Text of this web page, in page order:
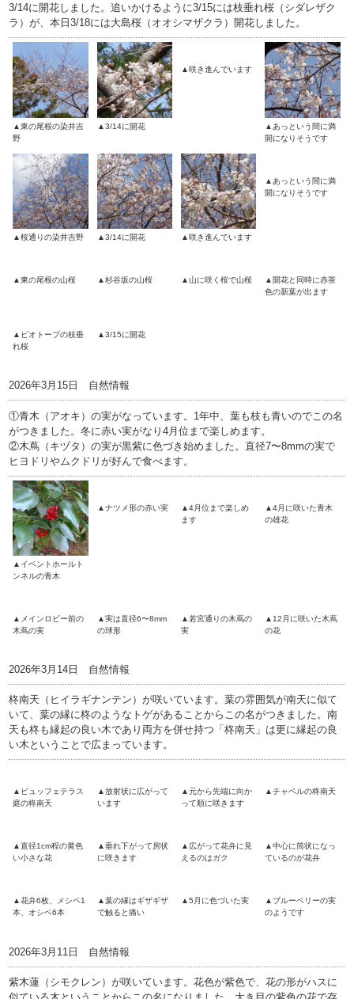
3/14に開花しました。追いかけるように3/15には枝垂れ桜（シダレザク
ラ）が、本日3/18には大島桜（オオシマザクラ）開花しました。
▲東の尾根の染井吉
野
▲3/14に開花
▲咲き進んでいます
▲あっという間に満
開になりそうです
▲桜通りの染井吉野 ▲3/14に開花 ▲咲き進んでいます
▲あっという間に満
開になりそうです
▲東の尾根の山桜 ▲杉谷坂の山桜 ▲山に咲く桜で山桜
▲開花と同時に赤茶
色の新葉が出ます
▲ビオトープの枝垂
れ桜
▲3/15に開花
2026年3月15日 自然情報
①青木（アオキ）の実がなっています。1年中、葉も枝も青いのでこの名
がつきました。冬に赤い実がなり4月位まで楽しめます。
②木蔦（キヅタ）の実が黒紫に色づき始めました。直径7〜8mmの実で
ヒヨドリやムクドリが好んで食べます。
▲イベントホールト
ンネルの青木
▲ナツメ形の赤い実
▲4月位まで楽しめ
ます
▲4月に咲いた青木
の雄花
▲メインロビー前の
木蔦の実
▲実は直径6〜8mm
の球形
▲若宮通りの木蔦の
実
▲12月に咲いた木蔦
の花
2026年3月14日 自然情報
柊南天（ヒイラギナンテン）が咲いています。葉の雰囲気が南天に似て
いて、葉の縁に柊のようなトゲがあることからこの名がつきました。南
天も柊も縁起の良い木であり両方を併せ持つ「柊南天」は更に縁起の良
い木ということで広まっています。
▲ビュッフェテラス
庭の柊南天
▲放射状に広がって
います
▲元から先端に向か
って順に咲きます
▲チャペルの柊南天
▲直径1cm程の黄色
い小さな花
▲垂れ下がって房状
に咲きます
▲広がって花弁に見
えるのはガク
▲中心に筒状になっ
ているのが花弁
▲花弁6枚、メシベ1
本、オシベ6本
▲葉の縁はギザギザ
で触ると痛い
▲5月に色づいた実
▲ブルーベリーの実
のようです
2026年3月11日 自然情報
紫木蓮（シモクレン）が咲いています。花色が紫色で、花の形がハスに